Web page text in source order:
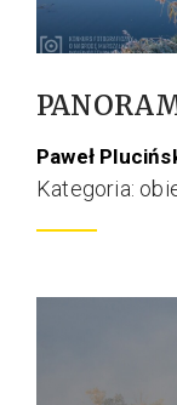
Paweł
Kategoria: